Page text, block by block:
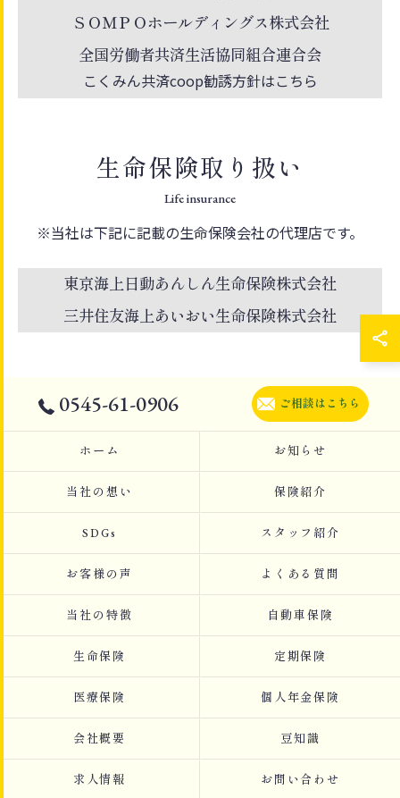
ＳＯＭＰＯホールディングス株式会社
全国労働者共済生活協同組合連合会
こくみん共済coop勧誘方針はこちら
Life insurance
生命保険取り扱い
※当社は下記に記載の生命保険会社の代理店です。
東京海上日動あんしん生命保険株式会社
三井住友海上あいおい生命保険株式会社
0545-61-0906 ご相談はこちら
ホーム お知らせ
当社の想い 保険紹介
SDGs スタッフ紹介
お客様の声 よくある質問
当社の特徴 自動車保険
生命保険 定期保険
医療保険 個人年金保険
会社概要 豆知識
求人情報 お問い合わせ